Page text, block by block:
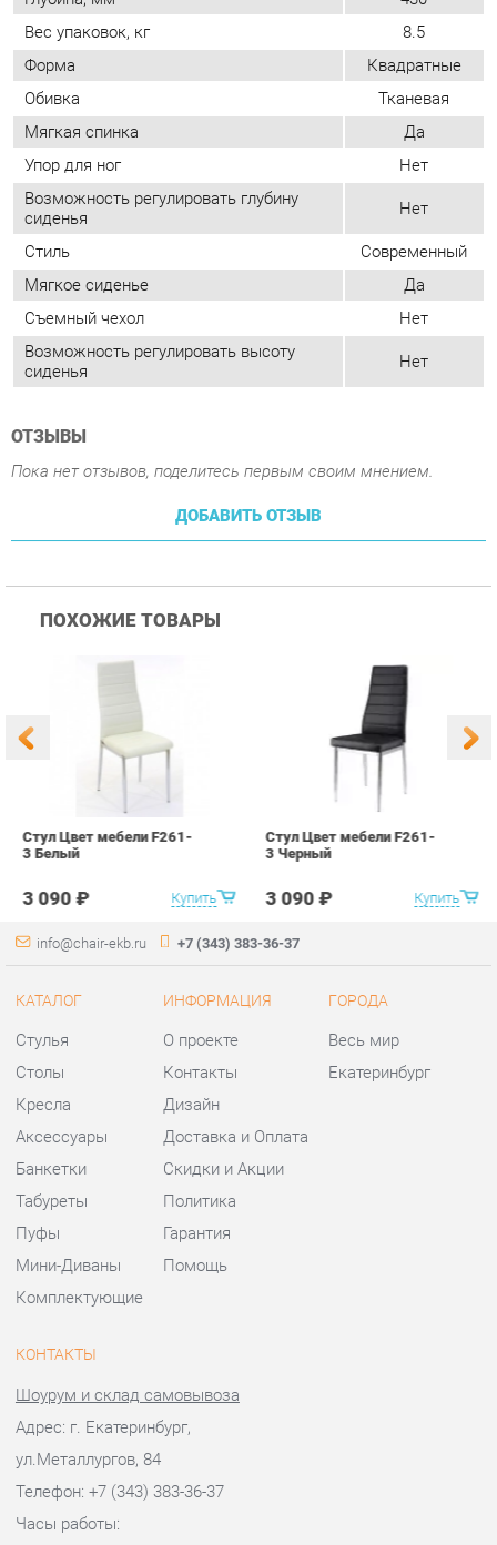
Упор для ног
Нет
Возможность регулировать глубину
сиденья Нет
Стиль
Современный
Мягкое сиденье
Да
Съемный чехол
Нет
Возможность регулировать высоту
сиденья
Нет
ОТЗЫВЫ
Пока нет отзывов, поделитесь первым своим мнением.
ДОБАВИТЬ ОТЗЫВ
Стул Цвет мебели F261-
3 090 ₽ Купить
Стул Цвет мебели F261-
Стулья
Столы
Аксессуары
Пуфы
Мини-Диваны
Комплектующие
Контакты
Доставка и Оплата
Гарантия
Помощь
Весь мир
Екатеринбург
КОНТАКТЫ
Шоурум и склад самовывоза
Адрес: г. Екатеринбург,
ул.Металлургов, 84
Телефон: +7 (343) 383-36-37
Пн - Пт:10:00 - 20:00 (GMT+5)
Отправить сообщение